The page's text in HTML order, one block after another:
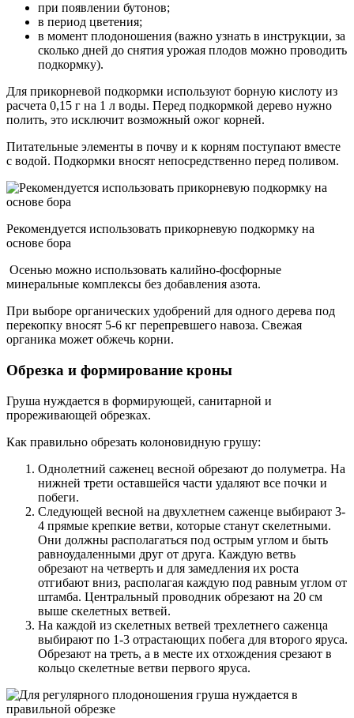
при появлении бутонов;
в период цветения;
в момент плодоношения (важно узнать в инструкции, за
сколько дней до снятия урожая плодов можно проводить
подкормку).
Для прикорневой подкормки используют борную кислоту из
расчета 0,15 г на 1 л воды. Перед подкормкой дерево нужно
полить, это исключит возможный ожог корней.
Питательные элементы в почву и к корням поступают вместе
с водой. Подкормки вносят непосредственно перед поливом.
Рекомендуется использовать прикорневую подкормку на
основе бора
Осенью можно использовать калийно-фосфорные
минеральные комплексы без добавления азота.
При выборе органических удобрений для одного дерева под
перекопку вносят 5-6 кг перепревшего навоза. Свежая
органика может обжечь корни.
Обрезка и формирование кроны
Груша нуждается в формирующей, санитарной и
прореживающей обрезках.
Как правильно обрезать колоновидную грушу:
Однолетний саженец весной обрезают до полуметра. На
нижней трети оставшейся части удаляют все почки и
побеги.
Следующей весной на двухлетнем саженце выбирают 3-
4 прямые крепкие ветви, которые станут скелетными.
Они должны располагаться под острым углом и быть
равноудаленными друг от друга. Каждую ветвь
обрезают на четверть и для замедления их роста
отгибают вниз, располагая каждую под равным углом от
штамба. Центральный проводник обрезают на 20 см
выше скелетных ветвей.
На каждой из скелетных ветвей трехлетнего саженца
выбирают по 1-3 отрастающих побега для второго яруса.
Обрезают на треть, а в месте их отхождения срезают в
кольцо скелетные ветви первого яруса.